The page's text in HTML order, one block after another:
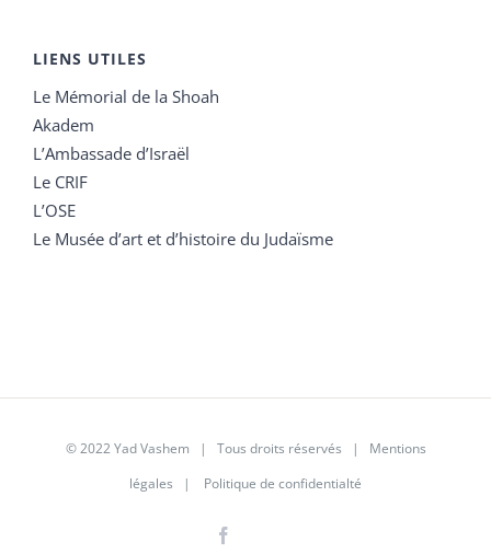
LIENS UTILES
Le Mémorial de la Shoah
Akadem
L’Ambassade d’Israël
Le CRIF
L’OSE
Le Musée d’art et d’histoire du Judaïsme
© 2022 Yad Vashem | Tous droits réservés | Mentions
légales | Politique de confidentialté